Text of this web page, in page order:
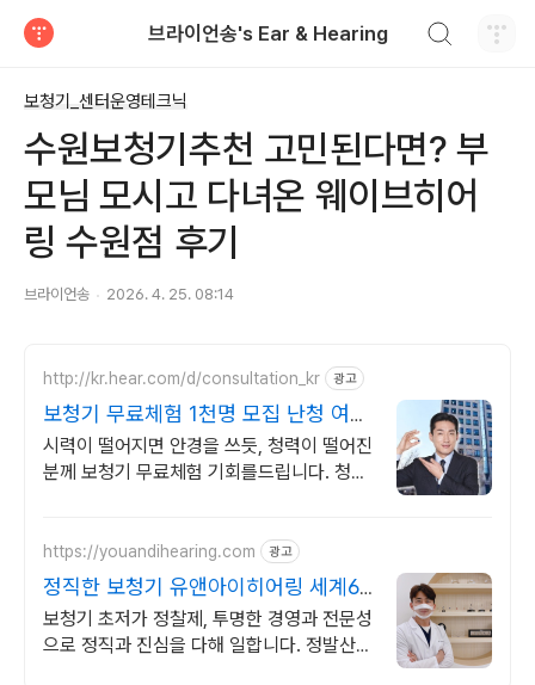
브라이언송's Ear & Hearing
보청기_센터운영테크닉
수원보청기추천 고민된다면? 부
모님 모시고 다녀온 웨이브히어
링 수원점 후기
브라이언송 2026. 4. 25. 08:14
http://kr.hear.com/d/consultation_kr 광고
보청기 무료체험 1천명 모집 난청 여부
알려주는 무료체험
시력이 떨어지면 안경을 쓰듯, 청력이 떨어진
분께 보청기 무료체험 기회를드립니다. 청력
https://youandihearing.com 광고
정직한 보청기 유앤아이히어링 세계6
대브랜드 시연착용가능
보청기 초저가 정찰제, 투명한 경영과 전문성
으로 정직과 진심을 다해 일합니다. 정발산역